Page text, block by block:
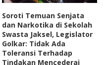
Soroti Temuan Senjata
dan Narkotika di Sekolah
Swasta Jaksel, Legislator
Golkar: Tidak Ada
Toleransi Terhadap
Tindakan Mencederai